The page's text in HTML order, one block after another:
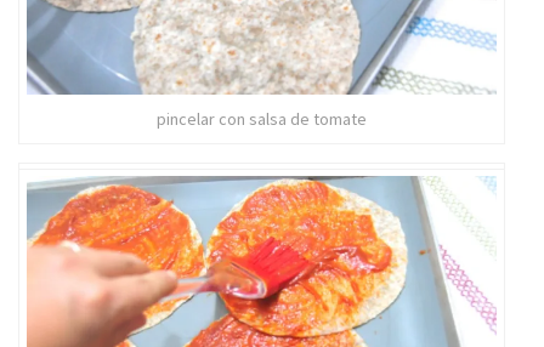
pincelar con salsa de tomate